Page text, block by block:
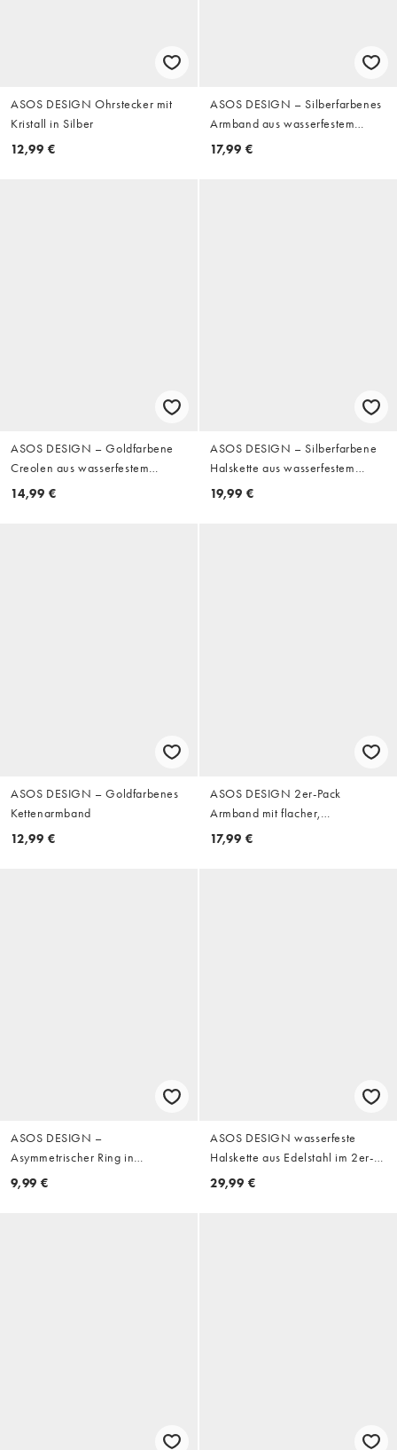
ASOS DESIGN Ohrstecker mit
Kristall in Silber
12,99 €
ASOS DESIGN – Silberfarbenes
Armband aus wasserfestem
Edelstahl mit eckigen
17,99 €
ASOS DESIGN – Goldfarbene
Creolen aus wasserfestem
Edelstahl mit Strasssteinen
14,99 €
ASOS DESIGN – Silberfarbene
Halskette aus wasserfestem
Edelstahl mit abstraktem
19,99 €
ASOS DESIGN – Goldfarbenes
Kettenarmband
12,99 €
ASOS DESIGN 2er-Pack
Armband mit flacher,
abgerundeter Kante, Perlen- und
17,99 €
ASOS DESIGN –
Asymmetrischer Ring in
geschmolzener Silberoptik
9,99 €
ASOS DESIGN wasserfeste
Halskette aus Edelstahl im 2er-
Pack mit Sternanhänger in Silber
29,99 €